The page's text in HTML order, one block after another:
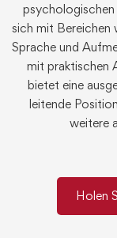
sich mit Bereichen
Sprache und
mit praktischen
bietet eine
leitende
weitere
Holen